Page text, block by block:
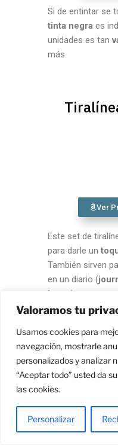
Valoramos tu
Usamos cookies para
navegación, mostrarle
personalizados y analizar
“Aceptar todo” usted da
las cookies.
Personalizar
Si de entintar se
tinta negra es
unidades es tan
más.
Ver
Este set de
para darle un
También sirven
en un diario (
lettering
Cuaderno